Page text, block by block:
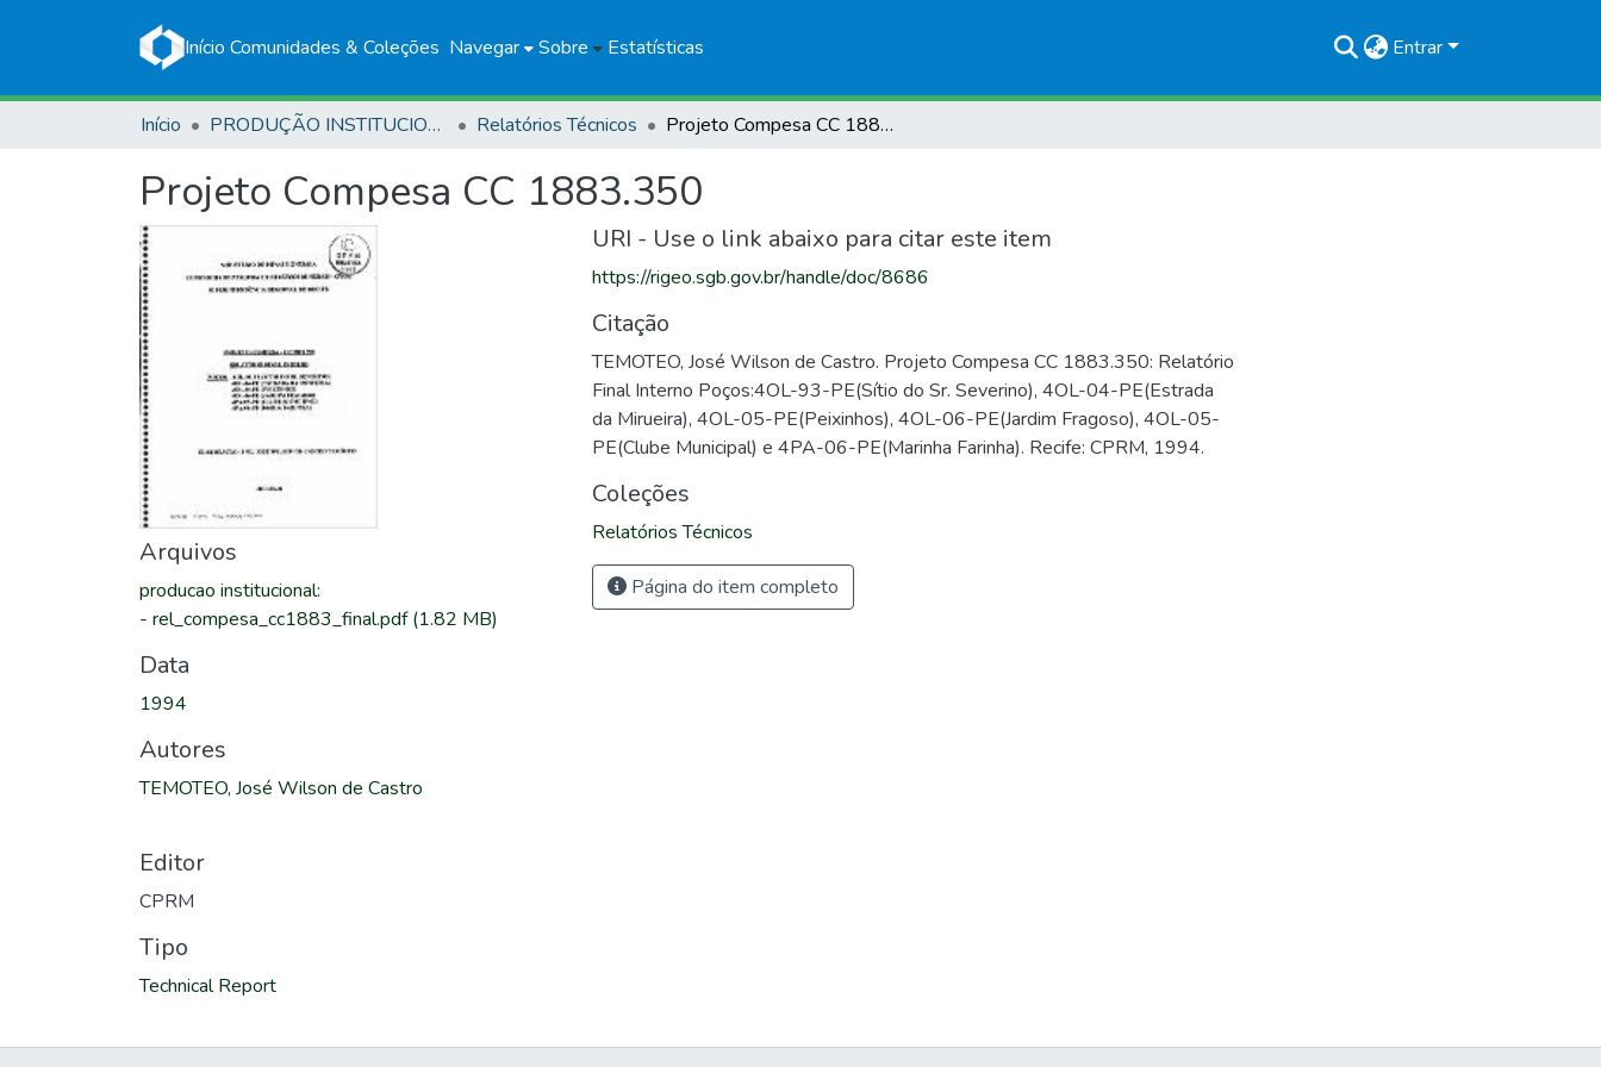
Início Comunidades & Coleções Navegar Sobre Estatísticas Entrar
Início PRODUÇÃO INSTITUCIONAL Relatórios Técnicos Projeto Compesa CC 1883.350
Projeto Compesa CC 1883.350
Arquivos
producao institucional:
- rel_compesa_cc1883_final.pdf(1.82 MB)
Data
1994
Autores
TEMOTEO, José Wilson de Castro
Editor
CPRM
Tipo
Technical Report
URI - Use o link abaixo para citar este item
https://rigeo.sgb.gov.br/handle/doc/8686
Citação
TEMOTEO, José Wilson de Castro. Projeto Compesa CC 1883.350: Relatório
Final Interno Poços:4OL-93-PE(Sítio do Sr. Severino), 4OL-04-PE(Estrada
da Mirueira), 4OL-05-PE(Peixinhos), 4OL-06-PE(Jardim Fragoso), 4OL-05-
PE(Clube Municipal) e 4PA-06-PE(Marinha Farinha). Recife: CPRM, 1994.
Coleções
Relatórios Técnicos
Página do item completo